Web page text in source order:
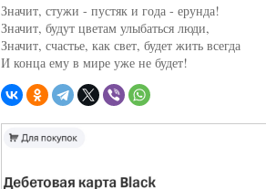
Значит, стужи - пустяк и года - ерунда!
Значит, будут цветам улыбаться люди,
Значит, счастье, как свет, будет жить всегда
И конца ему в мире уже не будет!